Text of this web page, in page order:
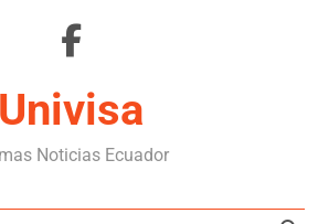
Univisa
Noticias Ecuador